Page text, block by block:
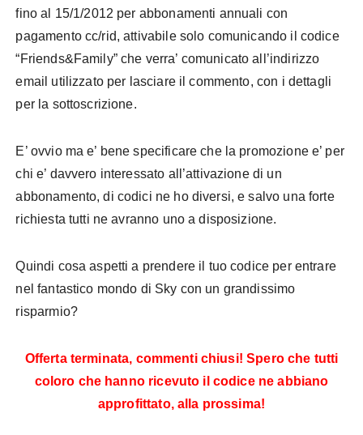
fino al 15/1/2012 per abbonamenti annuali con
pagamento cc/rid, attivabile solo comunicando il codice
“Friends&Family” che verra’ comunicato all’indirizzo
email utilizzato per lasciare il commento, con i dettagli
per la sottoscrizione.
E’ ovvio ma e’ bene specificare che la promozione e’ per
chi e’ davvero interessato all’attivazione di un
abbonamento, di codici ne ho diversi, e salvo una forte
richiesta tutti ne avranno uno a disposizione.
Quindi cosa aspetti a prendere il tuo codice per entrare
nel fantastico mondo di Sky con un grandissimo
risparmio?
Offerta terminata, commenti chiusi! Spero che tutti
coloro che hanno ricevuto il codice ne abbiano
approfittato, alla prossima!